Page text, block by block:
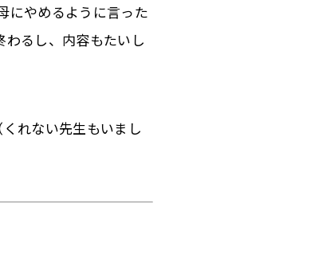
にやめるように言った
わるし、内容もたいし
れない先生もいまし